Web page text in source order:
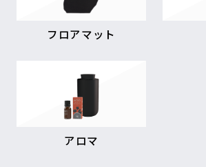
フロアマット
アロマ